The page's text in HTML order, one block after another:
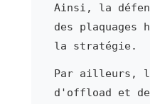
Ainsi, la
des plaquages
la stratégie.
Par ailleurs,
d'offload et